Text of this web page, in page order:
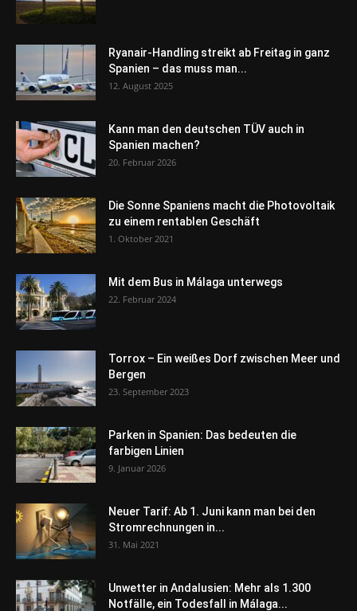
Ryanair-Handling streikt ab Freitag in ganz
Spanien – das muss man...
12. August 2025
Kann man den deutschen TÜV auch in
Spanien machen?
20. Februar 2026
Die Sonne Spaniens macht die Photovoltaik
zu einem rentablen Geschäft
1. Oktober 2021
Mit dem Bus in Málaga unterwegs
22. Februar 2024
Torrox – Ein weißes Dorf zwischen Meer und
Bergen
23. September 2023
Parken in Spanien: Das bedeuten die
farbigen Linien
9. Januar 2026
Neuer Tarif: Ab 1. Juni kann man bei den
Stromrechnungen in...
31. Mai 2021
Unwetter in Andalusien: Mehr als 1.300
Notfälle, ein Todesfall in Málaga...